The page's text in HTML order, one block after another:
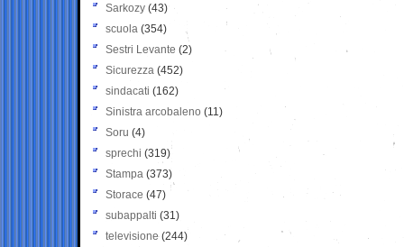
Sarkozy (43)
scuola (354)
Sestri Levante (2)
Sicurezza (452)
sindacati (162)
Sinistra arcobaleno (11)
Soru (4)
sprechi (319)
Stampa (373)
Storace (47)
subappalti (31)
televisione(244)